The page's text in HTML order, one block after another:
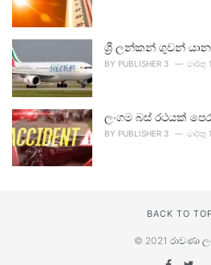
ශ්‍රී ලන්කන් ගුවන්
BY PUBLISHER 3 මාර්තු
ලංගම බස් රථයක්
BY PUBLISHER 3 මාර්තු
BACK TO
© 2021 රාවණා